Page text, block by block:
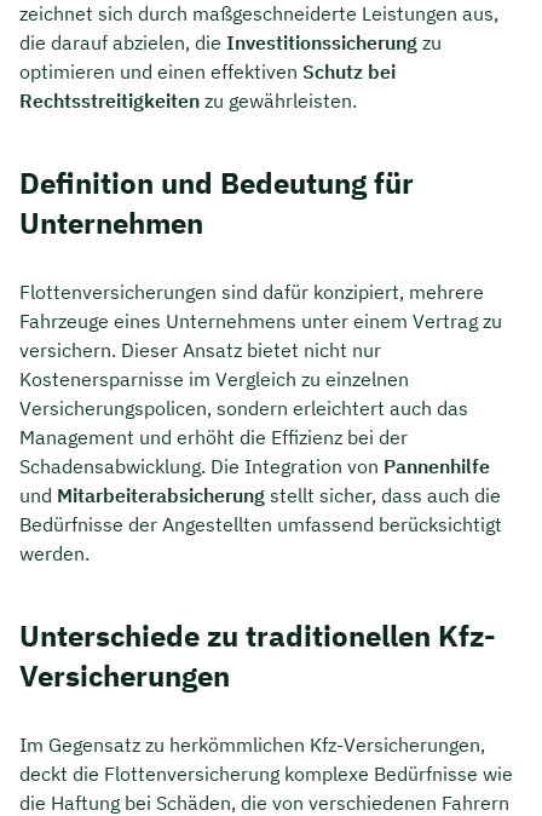
zeichnet sich durch maßgeschneiderte Leistungen aus,
die darauf abzielen, die Investitionssicherung zu
optimieren und einen effektiven Schutz bei
Rechtsstreitigkeiten zu gewährleisten.
Definition und Bedeutung für
Unternehmen
Flottenversicherungen sind dafür konzipiert, mehrere
Fahrzeuge eines Unternehmens unter einem Vertrag zu
versichern. Dieser Ansatz bietet nicht nur
Kostenersparnisse im Vergleich zu einzelnen
Versicherungspolicen, sondern erleichtert auch das
Management und erhöht die Effizienz bei der
Schadensabwicklung. Die Integration von Pannenhilfe
und Mitarbeiterabsicherung stellt sicher, dass auch die
Bedürfnisse der Angestellten umfassend berücksichtigt
werden.
Unterschiede zu traditionellen Kfz-
Versicherungen
Im Gegensatz zu herkömmlichen Kfz-Versicherungen,
deckt die Flottenversicherung komplexe Bedürfnisse wie
die Haftung bei Schäden, die von verschiedenen Fahrern